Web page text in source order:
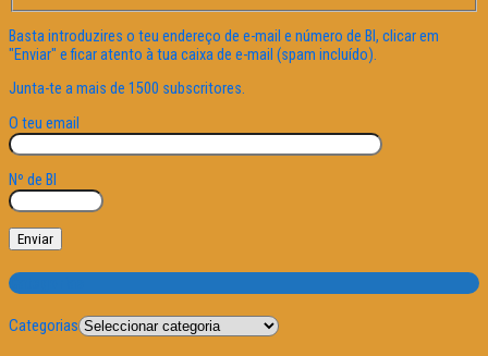
Basta introduzires o teu endereço de e-mail e número de BI, clicar em
"Enviar" e ficar atento à tua caixa de e-mail (spam incluído).
Junta-te a mais de 1500 subscritores.
O teu email
Nº de BI
Categorias
Categorias